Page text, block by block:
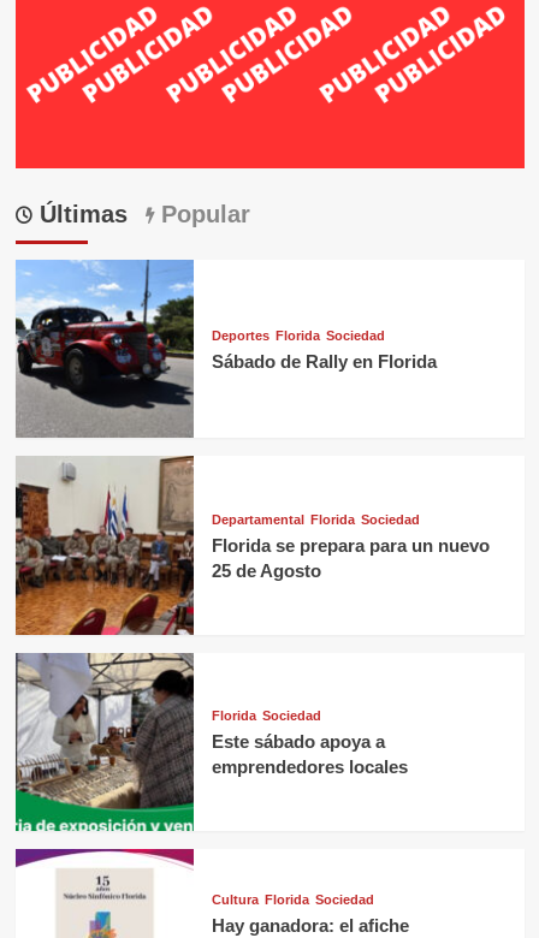
Últimas Popular
Deportes Florida Sociedad
Sábado de Rally en Florida
Departamental Florida Sociedad
Florida se prepara para un nuevo
25 de Agosto
Florida Sociedad
Este sábado apoya a
emprendedores locales
Cultura Florida Sociedad
Hay ganadora: el afiche